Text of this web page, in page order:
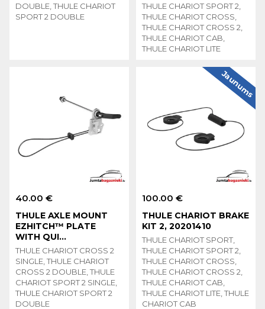
DOUBLE, THULE CHARIOT
SPORT 2 DOUBLE
THULE CHARIOT SPORT 2,
THULE CHARIOT CROSS,
THULE CHARIOT CROSS 2,
THULE CHARIOT CAB,
THULE CHARIOT LITE
40.00 €
THULE AXLE MOUNT
EZHITCH™ PLATE
WITH QUI...
THULE CHARIOT CROSS 2
SINGLE, THULE CHARIOT
CROSS 2 DOUBLE, THULE
CHARIOT SPORT 2 SINGLE,
THULE CHARIOT SPORT 2
DOUBLE
100.00 €
THULE CHARIOT BRAKE
KIT 2, 20201410
THULE CHARIOT SPORT,
THULE CHARIOT SPORT 2,
THULE CHARIOT CROSS,
THULE CHARIOT CROSS 2,
THULE CHARIOT CAB,
THULE CHARIOT LITE, THULE
CHARIOT CAB
Jaunums